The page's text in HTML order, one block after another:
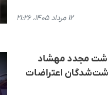
۱۲ مرداد ۱۴۰۵، ۲۱:۲۶
مجدد مهشاد
اعتراضات